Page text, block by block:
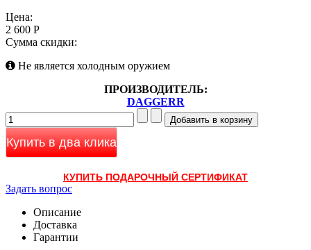
Цена:
2 600 Р
Сумма скидки:
Не является холодным оружием
ПРОИЗВОДИТЕЛЬ:
DAGGERR
Купить в два клика
КУПИТЬ ПОДАРОЧНЫЙ СЕРТИФИКАТ
Задать вопрос
Описание
Доставка
Гарантии